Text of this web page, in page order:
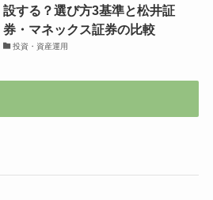
設する？選び方3基準と松井証
券・マネックス証券の比較
投資・資産運用